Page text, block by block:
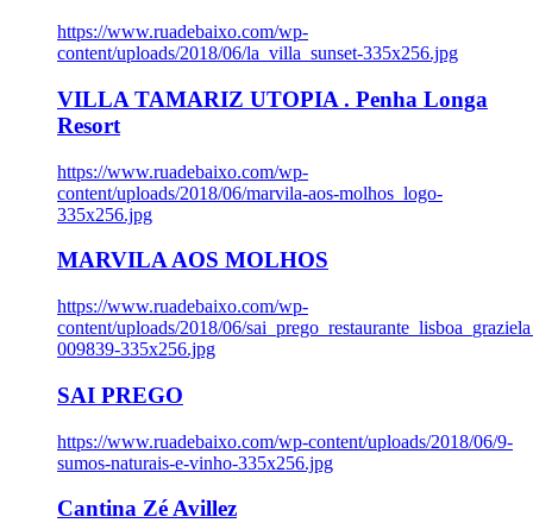
https://www.ruadebaixo.com/wp-
content/uploads/2018/06/la_villa_sunset-335x256.jpg
VILLA TAMARIZ UTOPIA . Penha Longa
Resort
https://www.ruadebaixo.com/wp-
content/uploads/2018/06/marvila-aos-molhos_logo-
335x256.jpg
MARVILA AOS MOLHOS
https://www.ruadebaixo.com/wp-
content/uploads/2018/06/
009839-335x256.jpg
SAI PREGO
https://www.ruadebaixo.com/wp-content/uploads/2018/06/9-
sumos-naturais-e-vinho-335x256.jpg
Cantina Zé Avillez